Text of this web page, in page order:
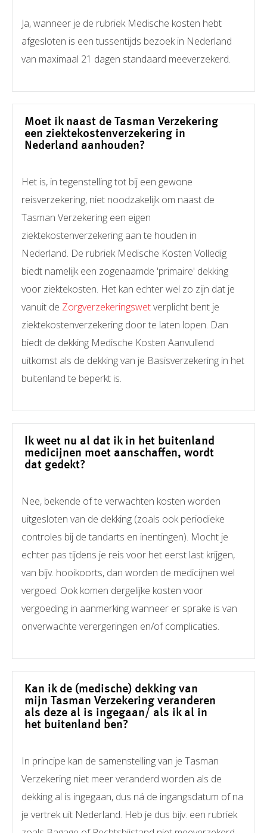
Ja, wanneer je de rubriek Medische kosten hebt
afgesloten is een tussentijds bezoek in Nederland
van maximaal 21 dagen standaard meeverzekerd.
Moet ik naast de Tasman Verzekering
een ziektekostenverzekering in
Nederland aanhouden?
Het is, in tegenstelling tot bij een gewone
reisverzekering, niet noodzakelijk om naast de
Tasman Verzekering een eigen
ziektekostenverzekering aan te houden in
Nederland. De rubriek Medische Kosten Volledig
biedt namelijk een zogenaamde 'primaire' dekking
voor ziektekosten. Het kan echter wel zo zijn dat je
vanuit de Zorgverzekeringswetverplicht bent je
ziektekostenverzekering door te laten lopen. Dan
biedt de dekking Medische Kosten Aanvullend
uitkomst als de dekking van je Basisverzekering in het
buitenland te beperkt is.
Ik weet nu al dat ik in het buitenland
medicijnen moet aanschaffen, wordt
dat gedekt?
Nee, bekende of te verwachten kosten worden
uitgesloten van de dekking (zoals ook periodieke
controles bij de tandarts en inentingen). Mocht je
echter pas tijdens je reis voor het eerst last krijgen,
van bijv. hooikoorts, dan worden de medicijnen wel
vergoed. Ook komen dergelijke kosten voor
vergoeding in aanmerking wanneer er sprake is van
onverwachte verergeringen en/of complicaties.
Kan ik de (medische) dekking van
mijn Tasman Verzekering veranderen
als deze al is ingegaan/ als ik al in
het buitenland ben?
In principe kan de samenstelling van je Tasman
Verzekering niet meer veranderd worden als de
dekking al is ingegaan, dus ná de ingangsdatum of na
je vertrek uit Nederland. Heb je dus bijv. een rubriek